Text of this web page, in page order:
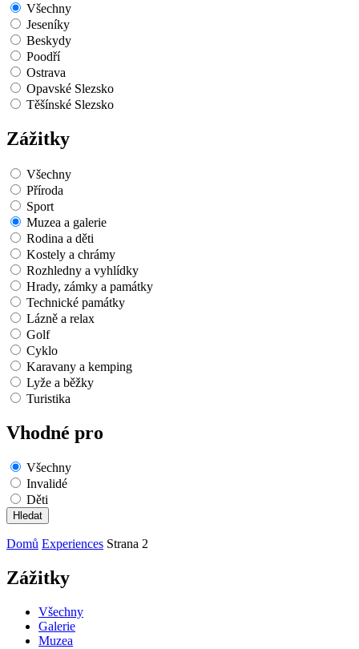
Všechny
Jeseníky
Beskydy
Poodří
Ostrava
Opavské Slezsko
Těšínské Slezsko
Zážitky
Všechny
Příroda
Sport
Muzea a galerie
Rodina a děti
Kostely a chrámy
Rozhledny a vyhlídky
Hrady, zámky a památky
Technické památky
Lázně a relax
Golf
Cyklo
Karavany a kemping
Lyže a běžky
Turistika
Vhodné pro
Všechny
Invalidé
Děti
Domů Experiences Strana 2
Zážitky
Všechny
Galerie
Muzea